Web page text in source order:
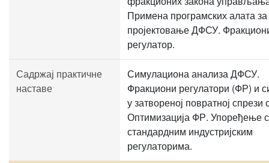
Примена програмских алата за
пројектовање ДФСУ.
регулатор.
Садржај практичне
наставе
Симулациона анализа ДФСУ.
Фракциони регулатори (ФР) и
у затвореној повратној
Оптимизација ФР. Упоређење
стандардним индустријским
регулаторима.